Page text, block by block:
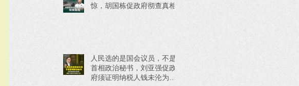
惊，胡国栋促政府彻查真相
人民选的是国会议员，不是
首相政治秘书，刘亚强促政
府须证明纳税人钱未沦为政